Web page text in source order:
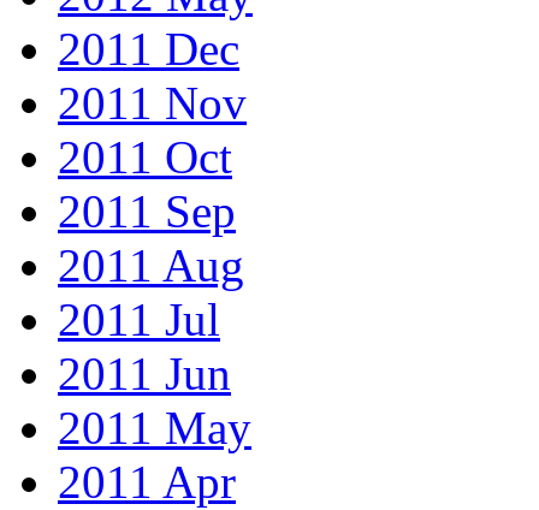
2011 Dec
2011 Nov
2011 Oct
2011 Sep
2011 Aug
2011 Jul
2011 Jun
2011 May
2011 Apr